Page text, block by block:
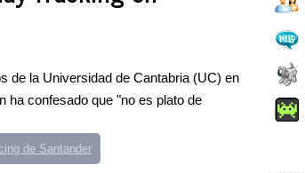
de la Universidad de Cantabria (UC) en
ha confesado que "no es plato de
de Santander